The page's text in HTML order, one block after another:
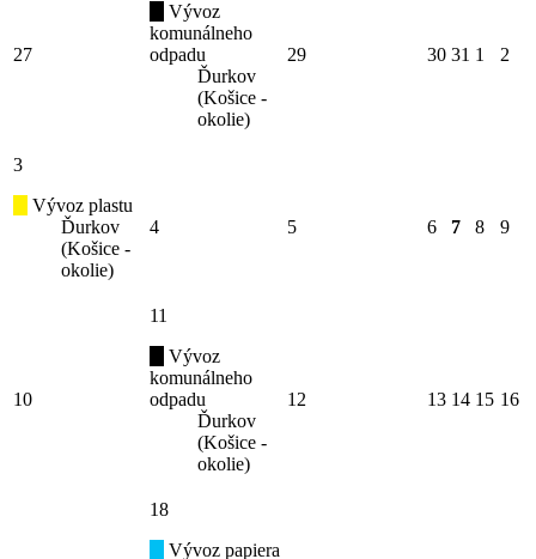
27
Vývoz
komunálneho
odpadu
Ďurkov
(Košice -
okolie)
29 30 31 1 2
3
Vývoz plastu
Ďurkov
(Košice -
okolie)
4 5 6 7 8 9
10
11
Vývoz
komunálneho
odpadu
Ďurkov
(Košice -
okolie)
12 13 14 15 16
18
Vývoz papiera